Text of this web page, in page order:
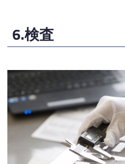
6.検査